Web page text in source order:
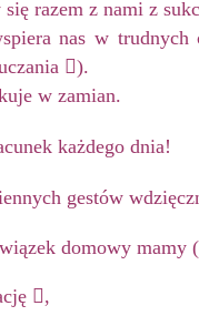
razem z nami z
nas w
).
w zamian.
każdego dnia!
gestów
domowy mamy
,